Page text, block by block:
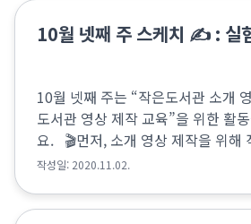
10월 넷째 주 스케치 ✍️ : 실
10월 넷째 주는 “작은도서관 소개
도서관 영상 제작 교육”을 위한 활
요. 🎬먼저, 소개 영상 제작을 위해
촬영했습니다. 10월 26일 월요일에 대조꿈나무어린이
작성일: 2020.11.02.